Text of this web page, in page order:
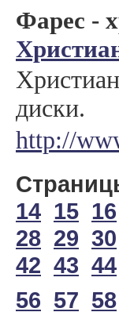
Фарес -
диски.
http://
14 15 16
28 29 30
42 43 44
56 57 58